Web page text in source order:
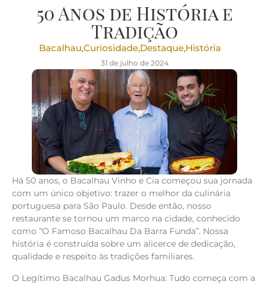
50 Anos de História e
Tradição
Bacalhau,Curiosidade,Destaque,História
31 de julho de 2024
Há 50 anos, o Bacalhau Vinho e Cia começou sua jornada
com um único objetivo: trazer o melhor da culinária
portuguesa para São Paulo. Desde então, nosso
restaurante se tornou um marco na cidade, conhecido
como “O Famoso Bacalhau Da Barra Funda”. Nossa
história é construída sobre um alicerce de dedicação,
qualidade e respeito às tradições familiares.
O Legítimo Bacalhau Gadus Morhua: Tudo começa com a